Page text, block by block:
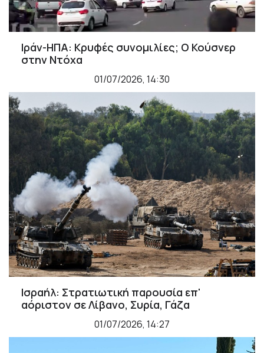
Ιράν-ΗΠΑ: Κρυφές συνομιλίες; Ο Κούσνερ
στην Ντόχα
01/07/2026, 14:30
Ισραήλ: Στρατιωτική παρουσία επ'
αόριστον σε Λίβανο, Συρία, Γάζα
01/07/2026, 14:27